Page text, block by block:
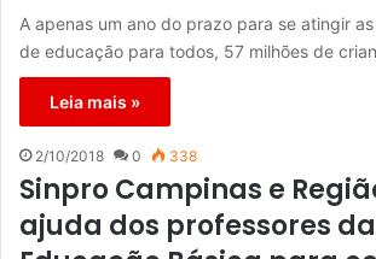
A apenas um ano do prazo para se atingir
de educação para todos, 57 milhões de
Leia mais »
2/10/2018 0 338
Sinpro Campinas e
ajuda dos professores da